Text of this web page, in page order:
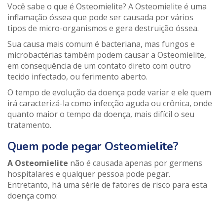
Você sabe o que é Osteomielite? A Osteomielite é uma
inflamação óssea que pode ser causada por vários
tipos de micro-organismos e gera destruição óssea.
Sua causa mais comum é bacteriana, mas fungos e
microbactérias também podem causar a Osteomielite,
em consequência de um contato direto com outro
tecido infectado, ou ferimento aberto.
O tempo de evolução da doença pode variar e ele quem
irá caracterizá-la como infecção aguda ou crônica, onde
quanto maior o tempo da doença, mais difícil o seu
tratamento.
Quem pode pegar Osteomielite?
A Osteomielite não é causada apenas por germens
hospitalares e qualquer pessoa pode pegar.
Entretanto, há uma série de fatores de risco para esta
doença como: